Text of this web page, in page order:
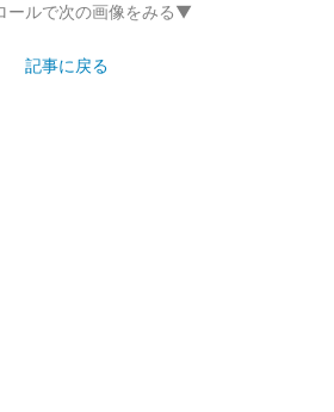
ールで次の画像をみる▼
記事に戻る